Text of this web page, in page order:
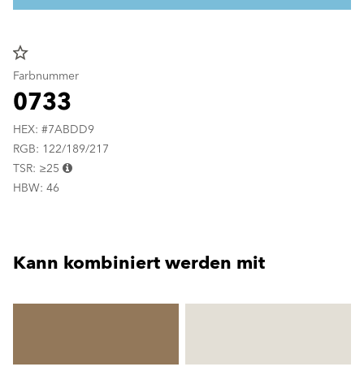
star_border
Farbnummer
0733
HEX: #7ABDD9
RGB: 122/189/217
TSR: ≥25
HBW: 46
Kann kombiniert werden mit